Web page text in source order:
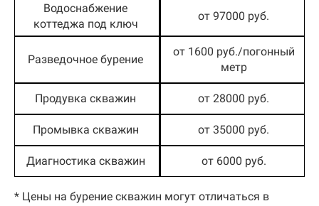
Водоснабжение
коттеджа под ключ
от 97000 руб.
Разведочное бурение
от 1600 руб./погонный
метр
Продувка скважин от 28000 руб.
Промывка скважин от 35000 руб.
Диагностика скважин от 6000 руб.
* Цены на бурение скважин могут отличаться в